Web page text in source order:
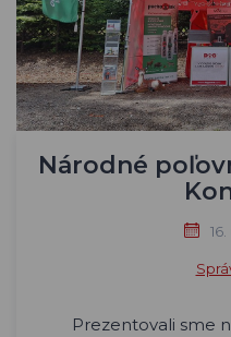
Národné
Prezentovali sme